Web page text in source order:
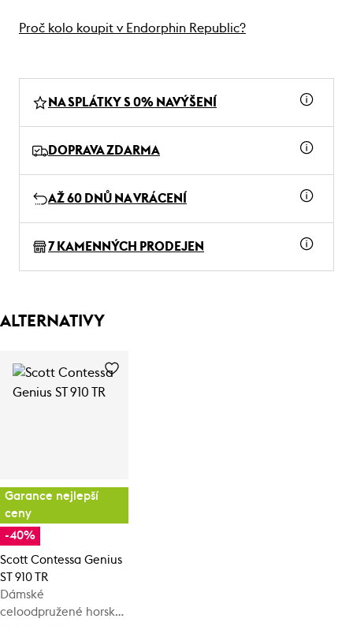
Proč kolo koupit v Endorphin Republic?
NA SPLÁTKY S 0% NAVÝŠENÍ
DOPRAVA ZDARMA
AŽ 60 DNŮ NA VRÁCENÍ
7 KAMENNÝCH PRODEJEN
ALTERNATIVY
Garance nejlepší
ceny
-40%
Scott Contessa Genius
ST 910 TR
Dámské
celoodpružené horské